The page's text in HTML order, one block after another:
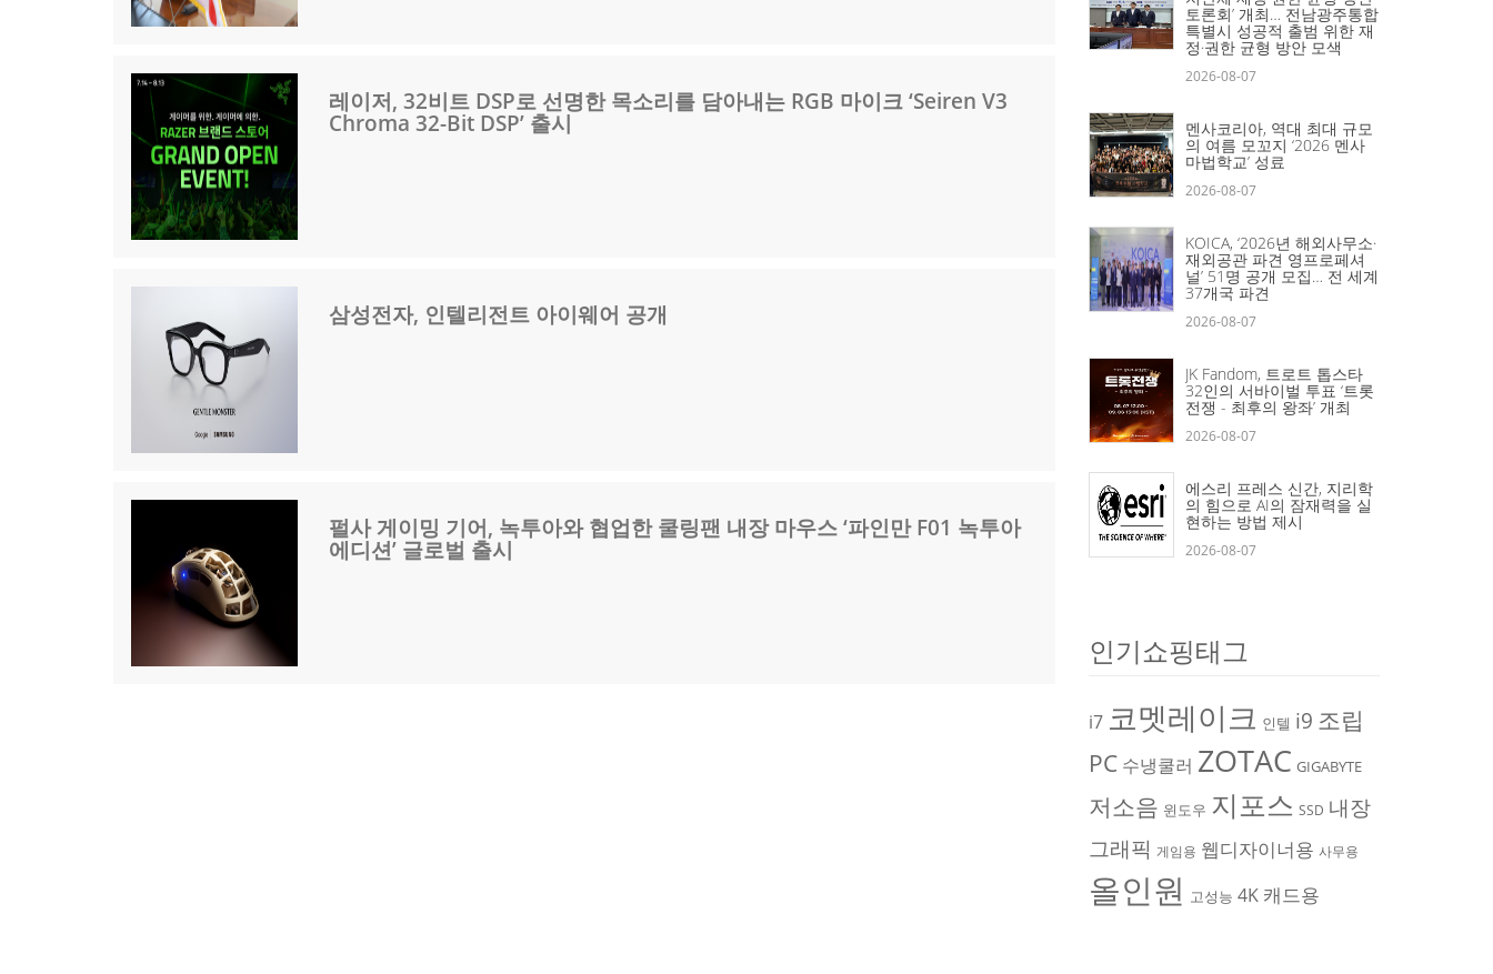
레이저, 32비트 DSP로 선명한 목소리를 담아내는 RGB 마이크 ‘Seiren V3
Chroma 32-Bit DSP’ 출시
삼성전자, 인텔리전트 아이웨어 공개
펄사 게이밍 기어, 녹투아와 협업한 쿨링팬 내장 마우스 ‘파인만 F01 녹투아
에디션’ 글로벌 출시
토론회’ 개최… 전남광주통합
특별시 성공적 출범 위한 재
정·권한 균형 방안 모색
2026-08-07
멘사코리아, 역대 최대 규모
의 여름 모꼬지 ‘2026 멘사
마법학교’ 성료
2026-08-07
KOICA, ‘2026년 해외사무소·
재외공관 파견 영프로페셔
널’ 51명 공개 모집… 전 세계
37개국 파견
2026-08-07
JK Fandom, 트로트 톱스타
32인의 서바이벌 투표 ‘트롯
전쟁 - 최후의 왕좌’ 개최
2026-08-07
에스리 프레스 신간, 지리학
의 힘으로 AI의 잠재력을 실
현하는 방법 제시
2026-08-07
인기쇼핑태그
i7 코멧레이크 인텔 i9 조립
PC 수냉쿨러 ZOTAC GIGABYTE
저소음 윈도우 지포스 SSD 내장
그래픽 게임용 웹디자이너용 사무용
올인원 고성능 4K 캐드용